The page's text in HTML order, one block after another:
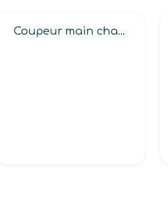
Coupeur main chaussures, tissu